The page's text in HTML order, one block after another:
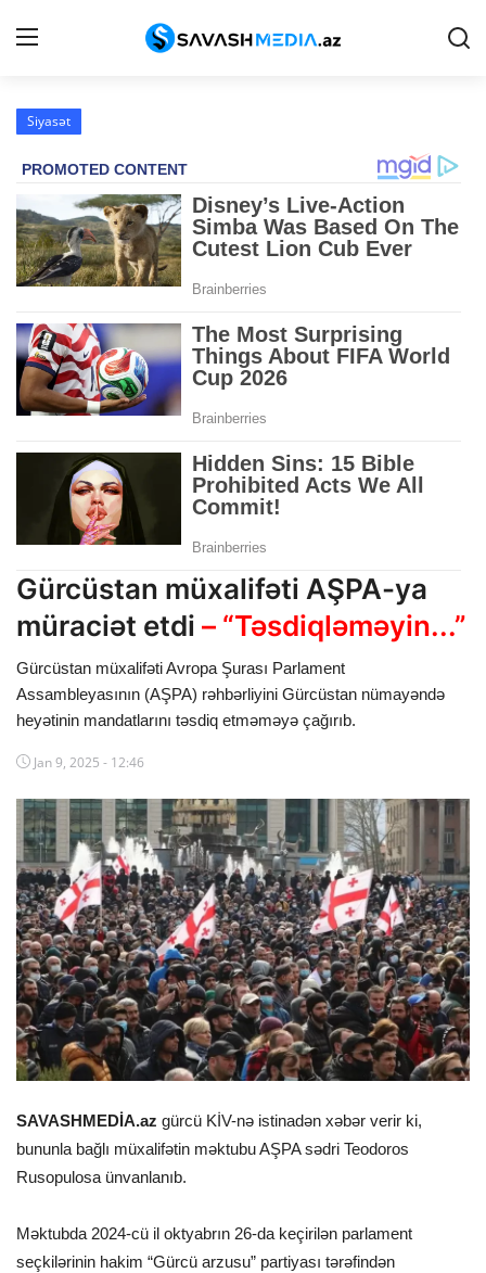
Reklam
Haqqımızda
Əlaqə
Peşə etikası
Siyasət
Hadisə
Dünya
İdman
Kriminal
Mövqe
Maraqlı
Sağlıq
Digər
Siyasət
Gürcüstan müxalifəti AŞPA-ya
müraciət etdi – “Təsdiqləməyin...”
Gürcüstan müxalifəti Avropa Şurası Parlament
Assambleyasının (AŞPA) rəhbərliyini Gürcüstan nümayəndə
heyətinin mandatlarını təsdiq etməməyə çağırıb.
Jan 9, 2025 - 12:46
SAVASHMEDİA.az gürcü KİV-nə istinadən xəbər verir ki,
bununla bağlı müxalifətin məktubu AŞPA sədri Teodoros
Rusopulosa ünvanlanıb.
Məktubda 2024-cü il oktyabrın 26-da keçirilən parlament
seçkilərinin hakim “Gürcü arzusu” partiyası tərəfindən